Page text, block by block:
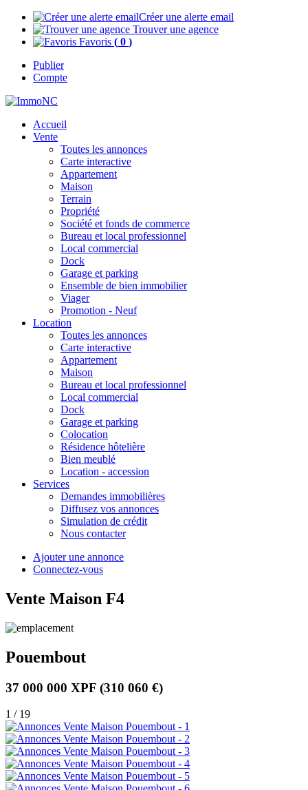
Créer une alerte email
Trouver une agence
Favoris ( 0 )
Publier
Compte
Accueil
Vente
Toutes les annonces
Carte interactive
Appartement
Maison
Terrain
Propriété
Société et fonds de commerce
Bureau et local professionnel
Local commercial
Dock
Garage et parking
Ensemble de bien immobilier
Viager
Promotion - Neuf
Location
Toutes les annonces
Carte interactive
Appartement
Maison
Bureau et local professionnel
Local commercial
Dock
Garage et parking
Colocation
Résidence hôtelière
Bien meublé
Location - accession
Services
Demandes immobilières
Diffusez vos annonces
Simulation de crédit
Nous contacter
Ajouter une annonce
Connectez-vous
Vente Maison F4
Pouembout
37 000 000 XPF (310 060 €)
1 / 19